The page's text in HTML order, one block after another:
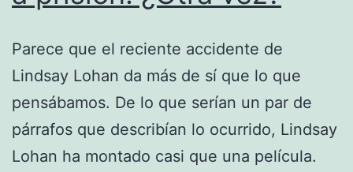
Parece que el reciente accidente de
Lindsay Lohan da más de sí que lo que
pensábamos. De lo que serían un par de
párrafos que describían lo ocurrido, Lindsay
Lohan ha montado casi que una película.